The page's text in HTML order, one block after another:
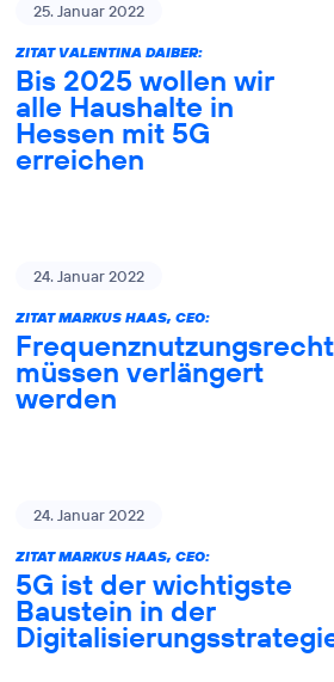
25. Januar 2022
ZITAT VALENTINA DAIBER:
Bis 2025 wollen wir
alle Haushalte in
Hessen mit 5G
erreichen
24. Januar 2022
ZITAT MARKUS HAAS, CEO:
müssen verlängert
werden
24. Januar 2022
ZITAT MARKUS HAAS, CEO:
5G ist der wichtigste
Baustein in der